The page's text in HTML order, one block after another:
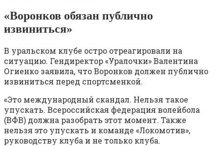
«Воронков обязан публично
извиниться»
В уральском клубе остро отреагировали на
ситуацию. Гендиректор «Уралочки» Валентина
Огиенко заявила, что Воронков должен публично
извиниться перед спортсменкой.
«Это международный скандал. Нельзя такое
упускать. Всероссийская федерация волейбола
(ВФВ) должна разобрать этот момент. Также
нельзя это упускать и команде «Локомотив»,
руководству клуба и не только клуба.